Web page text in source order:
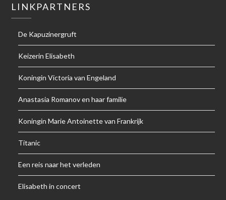
LINKPARTNERS
De Kapuzinergruft
Keizerin Elisabeth
Koningin Victoria van Engeland
Anastasia Romanov en haar familie
Koningin Marie Antoinette van Frankrijk
Titanic
Een reis naar het verleden
Elisabeth in concert